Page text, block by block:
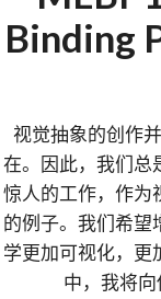
Binding
视觉抽象的创作
在。因此，我们总
惊人的工作，作为
的例子。我们希望
学更加可视化，更
中，我将向